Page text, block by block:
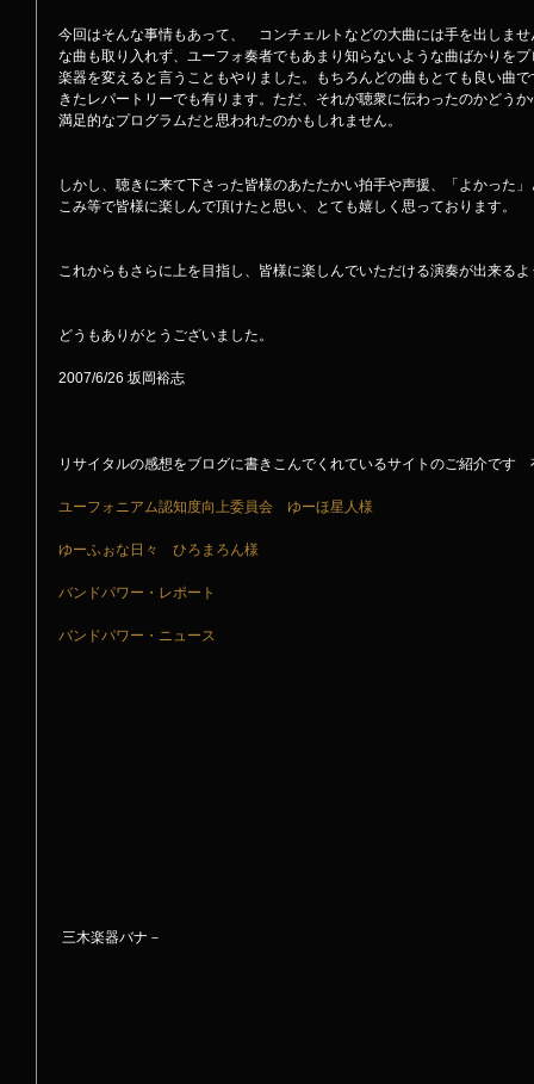
今回はそんな事情もあって、　コンチェルトなどの大曲には手を出しま
な曲も取り入れず、ユーフォ奏者でもあまり知らないような曲ばかりを
楽器を変えると言うこともやりました。もちろんどの曲もとても良い曲
きたレパートリーでも有ります。ただ、それが聴衆に伝わったのかどう
満足的なプログラムだと思われたのかもしれません。
しかし、聴きに来て下さった皆様のあたたかい拍手や声援、「よかった
こみ等で皆様に楽しんで頂けたと思い、とても嬉しく思っております。
これからもさらに上を目指し、皆様に楽しんでいただける演奏が出来る
どうもありがとうございました。
2007/6/26 坂岡裕志
リサイタルの感想をブログに書きこんでくれているサイトのご紹介です
ユーフォニアム認知度向上委員会　ゆーほ星人様
ゆーふぉな日々　ひろまろん様
バンドパワー・レポート
バンドパワー・ニュース
三木楽器バナ－